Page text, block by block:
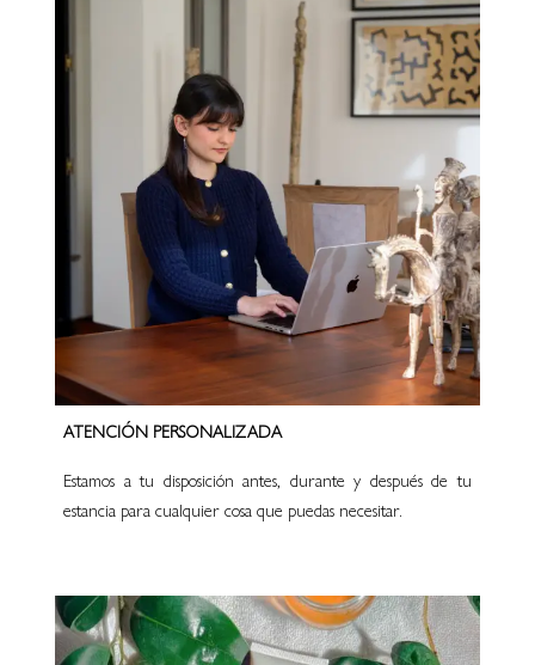
ATENCIÓN PERSONALIZADA
Estamos a tu disposición antes, durante y después de tu
estancia para cualquier cosa que puedas necesitar.